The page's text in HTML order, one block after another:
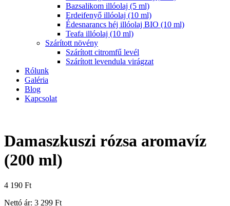
Bazsalikom illóolaj (5 ml)
Erdeifenyő illóolaj (10 ml)
Édesnarancs héj illóolaj BIO (10 ml)
Teafa illóolaj (10 ml)
Szárított növény
Szárított citromfű levél
Szárított levendula virágzat
Rólunk
Galéria
Blog
Kapcsolat
Damaszkuszi rózsa aromavíz
(200 ml)
4 190 Ft
Nettó ár: 3 299 Ft